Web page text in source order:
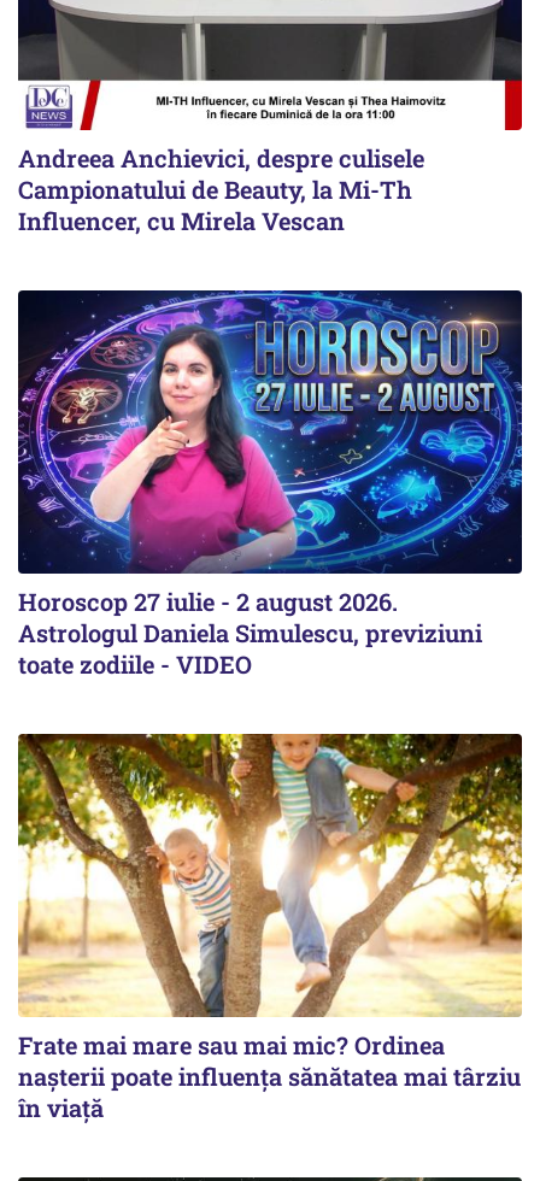
Andreea Anchievici, despre culisele
Campionatului de Beauty, la Mi-Th
Influencer, cu Mirela Vescan
Horoscop 27 iulie - 2 august 2026.
Astrologul Daniela Simulescu, previziuni
toate zodiile - VIDEO
Frate mai mare sau mai mic? Ordinea
nașterii poate influența sănătatea mai târziu
în viață